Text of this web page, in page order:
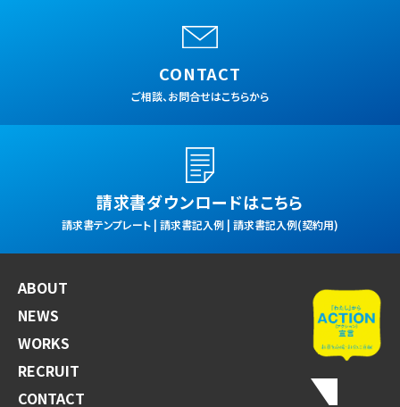
CONTACT
ご相談、お問合せはこちらから
請求書ダウンロードはこちら
請求書テンプレート | 請求書記入例 | 請求書記入例(契約用)
ABOUT
NEWS
WORKS
RECRUIT
CONTACT